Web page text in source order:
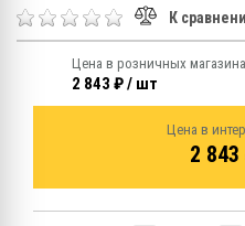
К
Цена в розничных
2 843 ₽ / шт
Цена в
2